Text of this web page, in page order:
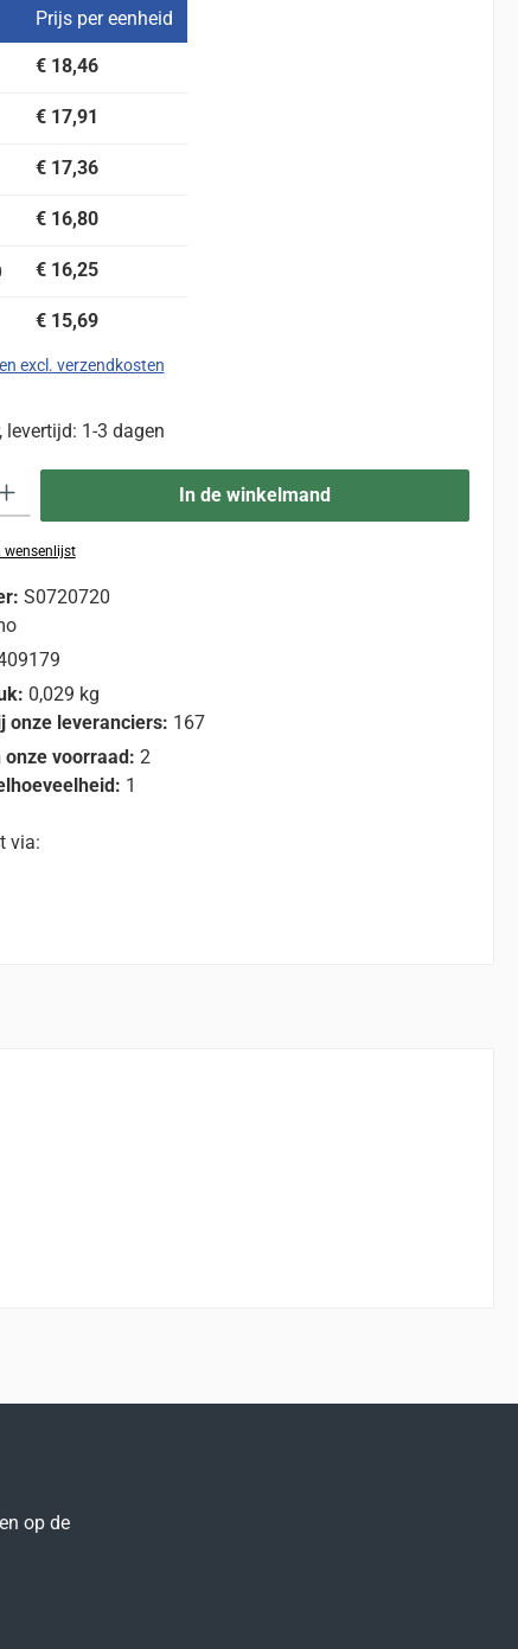
Prijs per eenheid
€ 18,46
€ 17,91
€ 17,36
€ 16,80
€ 16,25
€ 15,69
excl. verzendkosten
levertijd: 1-3 dagen
Voer de gewenste hoeveelheid in of gebruik de knoppen om de
In de winkelmand
wensenlijst
S0720720
0,029 kg
onze leveranciers: 167
voorraad: 2
1
via:
op de